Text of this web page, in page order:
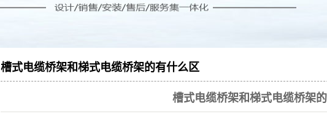
大跨距桥架
槽式电缆桥架和梯式电缆桥架的有什么区
槽式电缆桥架和梯式电缆桥架